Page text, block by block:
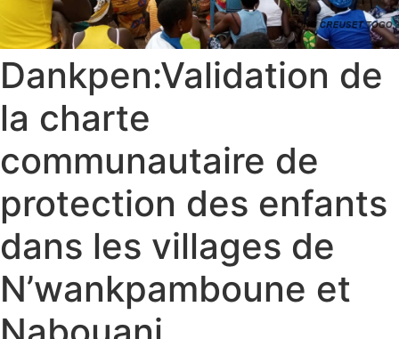
Dankpen:Validation de
la charte
communautaire de
protection des enfants
dans les villages de
N’wankpamboune et